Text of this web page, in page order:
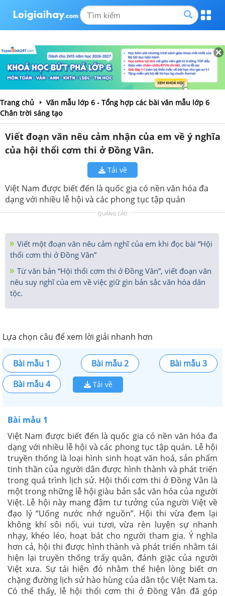
Trang chủ
Văn mẫu lớp 6 - Tổng hợp các bài văn mẫu lớp 6
Chân trời sáng tạo
Viết đoạn văn nêu cảm nhận của em về ý nghĩa
của hội thổi cơm thi ở Đồng Vân.
Tải về
Việt Nam được biết đến là quốc gia có nền văn hóa đa
dạng với nhiều lễ hội và các phong tục tập quán
QUẢNG CÁO
Viết một đoạn văn nêu cảm nghĩ của em khi đọc bài “Hội
thổi cơm thi ở Đồng Vân”
Từ văn bản “Hội thổi cơm thi ở Đồng Vân”, viết đoạn văn
nêu suy nghĩ của em về việc giữ gìn bản sắc văn hóa dân
tộc.
Lựa chọn câu để xem lời giải nhanh hơn
Bài mẫu 1 Bài mẫu 2
Bài mẫu 3
Bài mẫu 4
Tải về
Bài mẫu 1
Việt Nam được biết đến là quốc gia có nền văn hóa đa
dạng với nhiều lễ hội và các phong tục tập quán. Lễ hội
truyền thống là loại hình sinh hoạt văn hoá, sản phẩm
tinh thần của người dân được hình thành và phát triển
trong quá trình lịch sử. Hội thổi cơm thi ở Đồng Vân là
một trong những lễ hội giàu bản sắc văn hóa của người
Việt. Lễ hội này mang đậm tư tưởng của người Việt về
đạo lý “Uống nước nhớ nguồn”. Hội thi vừa đem lại
không khí sôi nổi, vui tươi, vừa rèn luyện sự nhanh
nhạy, khéo léo, hoạt bát cho người tham gia. Ý nghĩa
hơn cả, hội thi được hình thành và phát triển nhằm tái
hiện lại truyền thống trẩy quân, đánh giặc của người
Việt xưa. Sự tái hiện đó nhằm thể hiện lòng biết ơn
chặng đường lịch sử hào hùng của dân tộc Việt Nam ta.
Có thể thấy, lễ hội thổi cơm thi ở Đồng Vân đã góp